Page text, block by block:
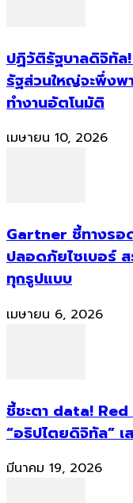
ปฏิวัติรัฐบาลดิจิทั
รัฐส่วนใหญ่จะพึ่ง
ทำงานอัตโนมัติ
เมษายน 10, 2026
Gartner ชี้ทางรอ
ปลอดภัยไซเบอร์
ทุกรูปแบบ
เมษายน 6, 2026
ชี้ชะตา data! Red
“อธิปไตยดิจิทัล” เ
มีนาคม 19, 2026